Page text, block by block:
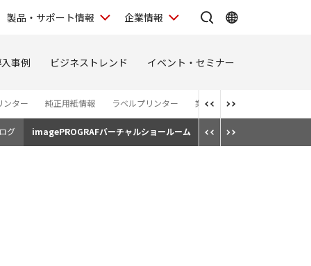
製品・サポート情報 企業情報
事例 ビジネストレンド イベント・セミナー
ンター 純正用紙情報 ラベルプリンター 業務用モバイルプリンター
グ imagePROGRAFバーチャルショールーム